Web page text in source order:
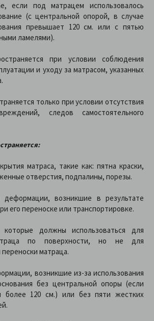
если под матрацем использовалось
(с центральной опорой, в случае
превышает 120 см. или с пятью
ламелями).
при условии соблюдения
и уходу за матрасом, указанных
только при условии отсутствия
следов самостоятельного
матраса, такие как: пятна краски,
отверстия, подпалины, порезы.
возникшие в результате
его переноске или транспортировке.
должны использоваться для
по поверхности, но не для
матраца.
возникшие из-за использования
без центральной опоры (если
более 120 см.) или без пяти жестких